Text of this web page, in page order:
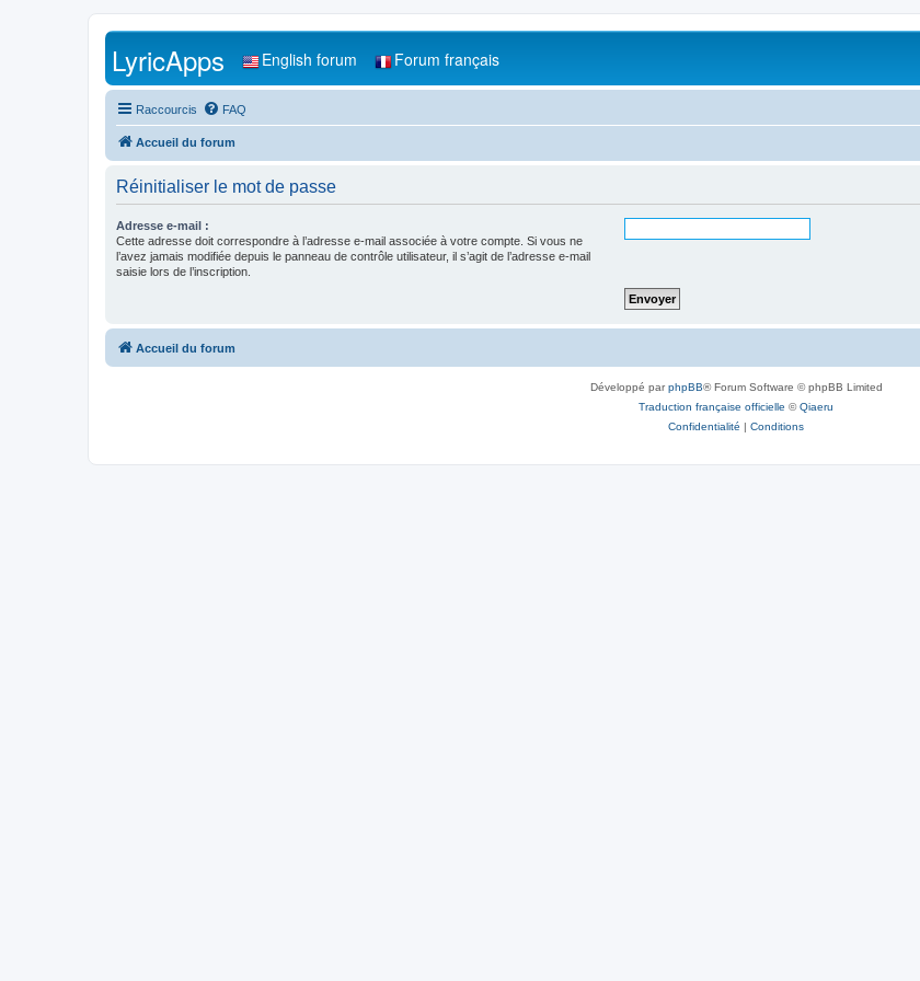
LyricApps English forum Forum français
Raccourcis FAQ
Accueil du forum
Réinitialiser le mot de passe
Adresse e-mail :
Cette adresse doit correspondre à l’adresse e-mail associée à votre compte. Si vous ne
l’avez jamais modifiée depuis le panneau de contrôle utilisateur, il s’agit de l’adresse e-mail
saisie lors de l’inscription.
Accueil du forum
Développé parphpBB® Forum Software © phpBB Limited
Traduction française officielle ©Qiaeru
Confidentialité | Conditions